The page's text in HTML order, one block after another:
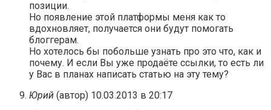
позиции.
Но появление этой платформы меня как то
вдохновляет, получается они будут помогать
блоггерам.
Но хотелось бы побольше узнать про это что, как и
почему. И если Вы уже продаёте ссылки, то есть ли
у Вас в планах написать статью на эту тему?
Юрий (автор) 10.03.2013 в 20:17